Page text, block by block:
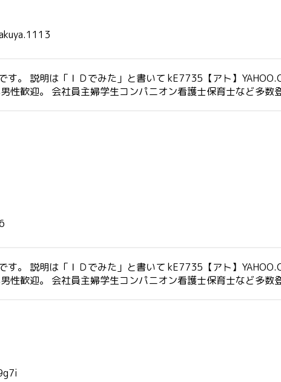
す。 説明は「ＩＤでみた」と書いて kE7735【アト】
性歓迎。 会社員主婦学生コンパニオン看護士保育士など多数
す。 説明は「ＩＤでみた」と書いて kE7735【アト】
性歓迎。 会社員主婦学生コンパニオン看護士保育士など多数